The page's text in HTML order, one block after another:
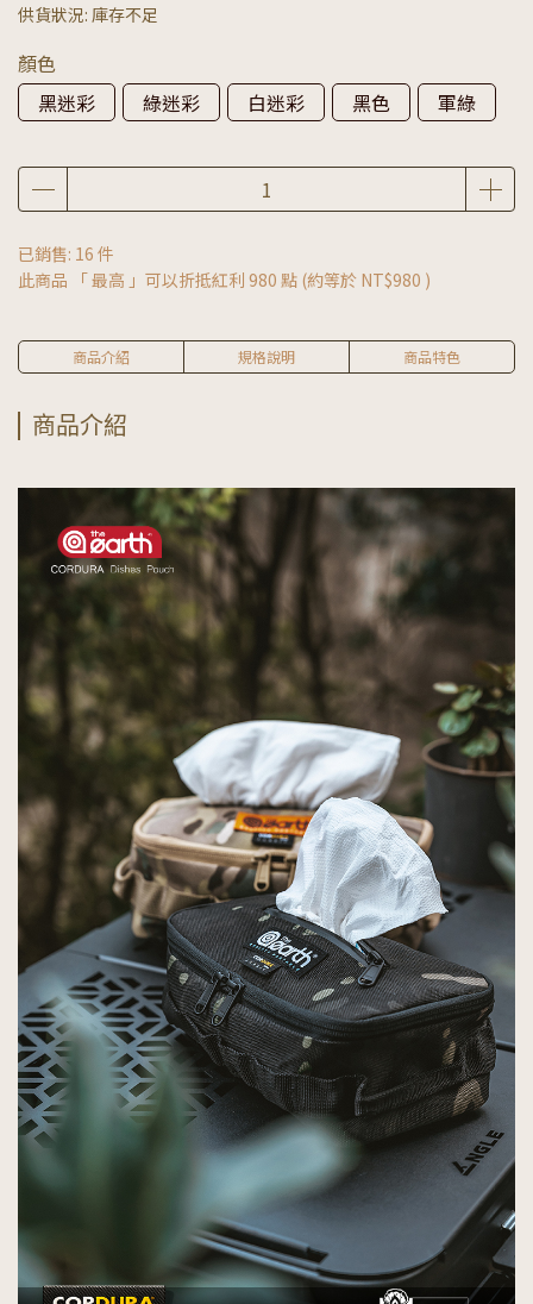
供貨狀況: 庫存不足
顏色
黑迷彩
綠迷彩 白迷彩 黑色 軍綠
已銷售: 16 件
此商品 「 最高 」可以折抵紅利 980 點 (約等於 NT$980 )
商品介紹 規格說明 商品特色
商品介紹